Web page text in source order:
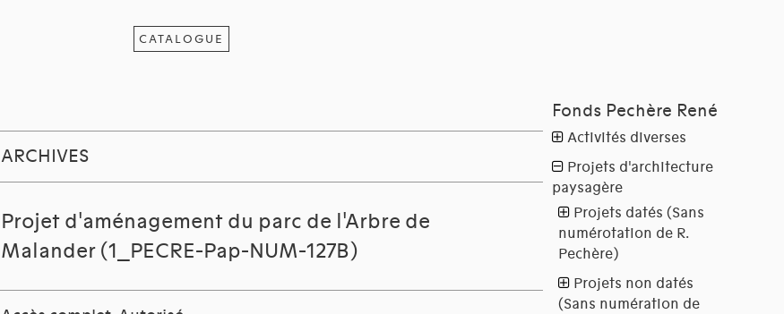
CATALOGUE
ARCHIVES
Projet d'aménagement du parc de l'Arbre de
Malander (1_PECRE-Pap-NUM-127B)